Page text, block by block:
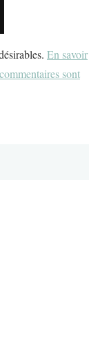
En savoir
sont